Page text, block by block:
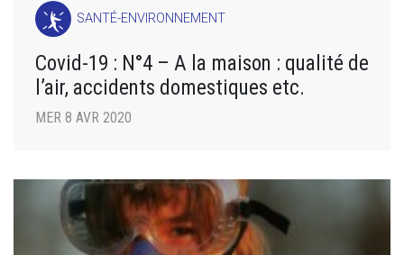
SANTÉ-ENVIRONNEMENT
Covid-19 : N°4 – A la maison : qualité de
l’air, accidents domestiques etc.
MER 8 AVR 2020